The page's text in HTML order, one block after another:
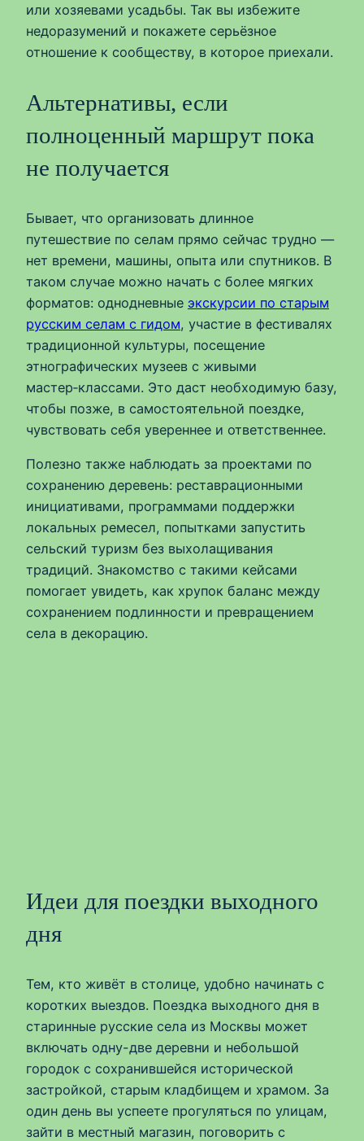
или хозяевами усадьбы. Так вы избежите
недоразумений и покажете серьёзное
отношение к сообществу, в которое приехали.
Альтернативы, если
полноценный маршрут пока
не получается
Бывает, что организовать длинное
путешествие по селам прямо сейчас трудно —
нет времени, машины, опыта или спутников. В
таком случае можно начать с более мягких
форматов: однодневные экскурсии по старым
русским селам с гидом, участие в фестивалях
традиционной культуры, посещение
этнографических музеев с живыми
мастер‑классами. Это даст необходимую базу,
чтобы позже, в самостоятельной поездке,
чувствовать себя увереннее и ответственнее.
Полезно также наблюдать за проектами по
сохранению деревень: реставрационными
инициативами, программами поддержки
локальных ремесел, попытками запустить
сельский туризм без выхолащивания
традиций. Знакомство с такими кейсами
помогает увидеть, как хрупок баланс между
сохранением подлинности и превращением
села в декорацию.
Идеи для поездки выходного
дня
Тем, кто живёт в столице, удобно начинать с
коротких выездов. Поездка выходного дня в
старинные русские села из Москвы может
включать одну-две деревни и небольшой
городок с сохранившейся исторической
застройкой, старым кладбищем и храмом. За
один день вы успеете прогуляться по улицам,
зайти в местный магазин, поговорить с